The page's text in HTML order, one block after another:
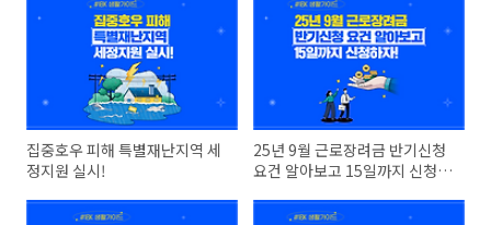
집중호우 피해 특별재난지역 세
정지원 실시!
25년 9월 근로장려금 반기신청
요건 알아보고 15일까지 신청하